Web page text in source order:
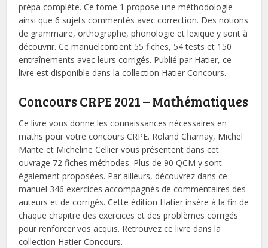
prépa complète. Ce tome 1 propose une méthodologie
ainsi que 6 sujets commentés avec correction. Des notions
de grammaire, orthographe, phonologie et lexique y sont à
découvrir. Ce manuelcontient 55 fiches, 54 tests et 150
entraînements avec leurs corrigés. Publié par Hatier, ce
livre est disponible dans la collection Hatier Concours.
Concours CRPE 2021 – Mathématiques
Ce livre vous donne les connaissances nécessaires en
maths pour votre concours CRPE. Roland Charnay, Michel
Mante et Micheline Cellier vous présentent dans cet
ouvrage 72 fiches méthodes. Plus de 90 QCM y sont
également proposées. Par ailleurs, découvrez dans ce
manuel 346 exercices accompagnés de commentaires des
auteurs et de corrigés. Cette édition Hatier insère à la fin de
chaque chapitre des exercices et des problèmes corrigés
pour renforcer vos acquis. Retrouvez ce livre dans la
collection Hatier Concours.